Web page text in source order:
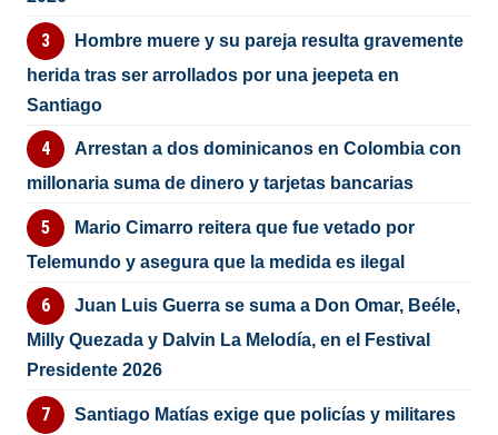
Hombre muere y su pareja resulta gravemente
herida tras ser arrollados por una jeepeta en
Santiago
Arrestan a dos dominicanos en Colombia con
millonaria suma de dinero y tarjetas bancarias
Mario Cimarro reitera que fue vetado por
Telemundo y asegura que la medida es ilegal
Juan Luis Guerra se suma a Don Omar, Beéle,
Milly Quezada y Dalvin La Melodía, en el Festival
Presidente 2026
Santiago Matías exige que policías y militares